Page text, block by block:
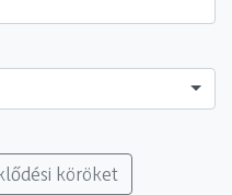
köröket